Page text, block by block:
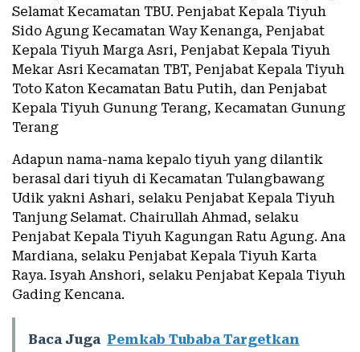
Selamat Kecamatan TBU. Penjabat Kepala Tiyuh
Sido Agung Kecamatan Way Kenanga, Penjabat
Kepala Tiyuh Marga Asri, Penjabat Kepala Tiyuh
Mekar Asri Kecamatan TBT, Penjabat Kepala Tiyuh
Toto Katon Kecamatan Batu Putih, dan Penjabat
Kepala Tiyuh Gunung Terang, Kecamatan Gunung
Terang
Adapun nama-nama kepalo tiyuh yang dilantik
berasal dari tiyuh di Kecamatan Tulangbawang
Udik yakni Ashari, selaku Penjabat Kepala Tiyuh
Tanjung Selamat. Chairullah Ahmad, selaku
Penjabat Kepala Tiyuh Kagungan Ratu Agung. Ana
Mardiana, selaku Penjabat Kepala Tiyuh Karta
Raya. Isyah Anshori, selaku Penjabat Kepala Tiyuh
Gading Kencana.
Baca Juga Pemkab Tubaba Targetkan